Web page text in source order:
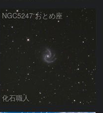
NGC5247 おとめ座
化石職人